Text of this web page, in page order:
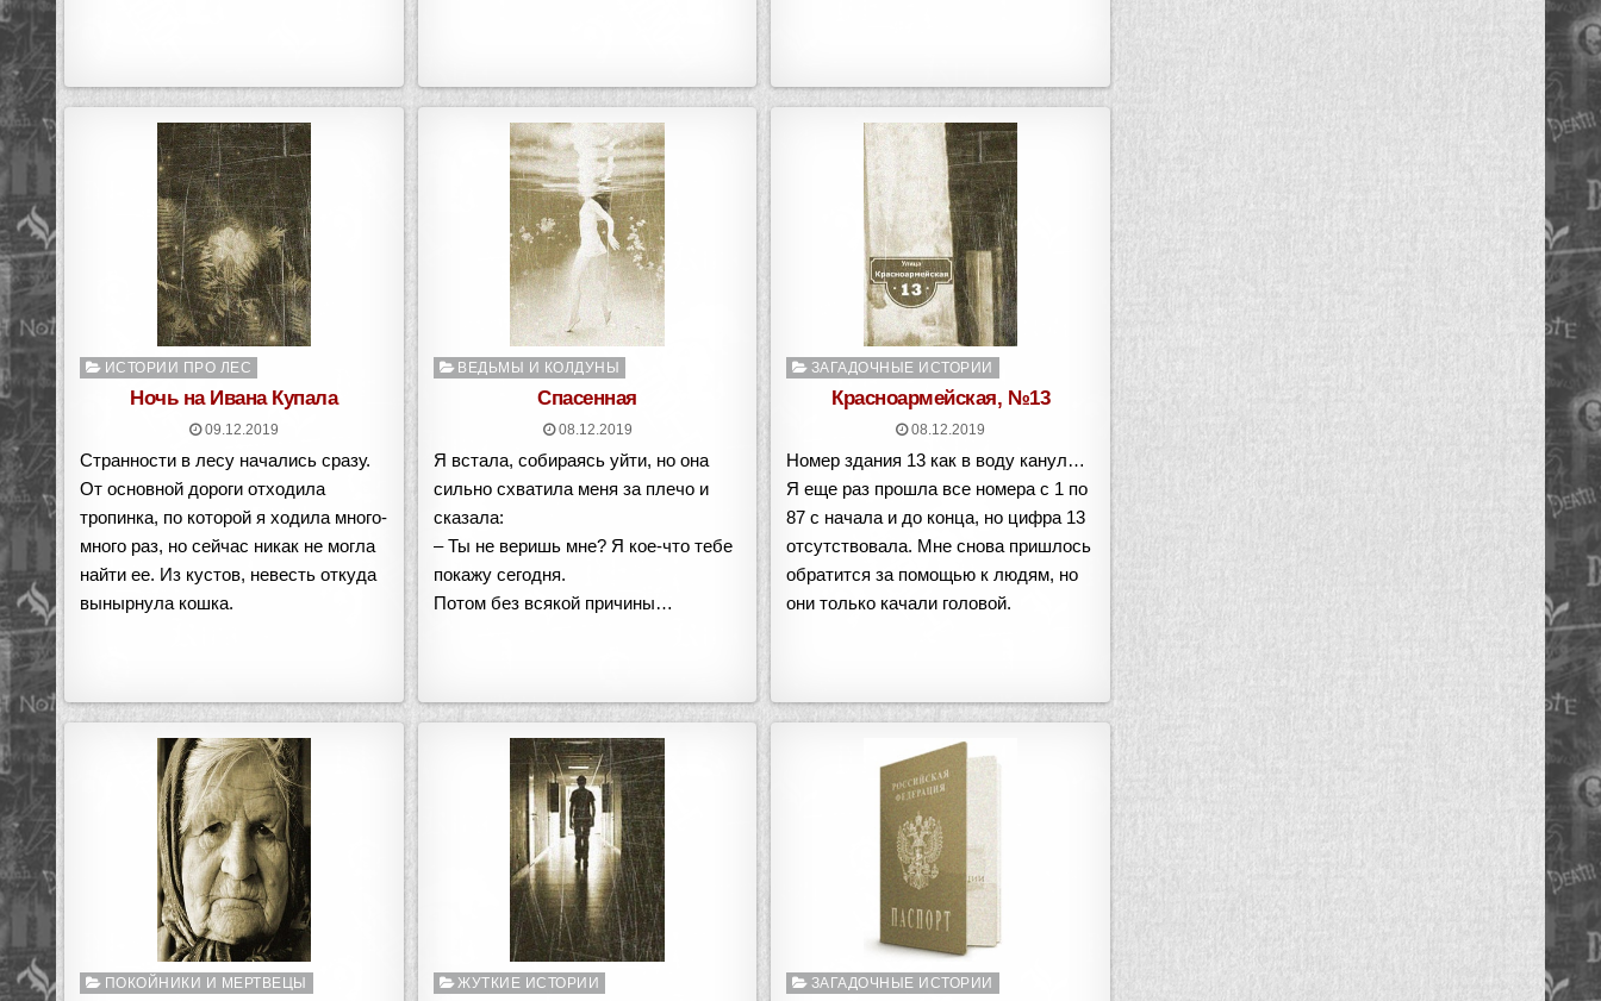
Опубликовано
ИСТОРИИ ПРО ЛЕС
Ночь на Ивана Купала
09.12.2019
Странности в лесу начались сразу.
От основной дороги отходила
тропинка, по которой я ходила много-
много раз, но сейчас никак не могла
найти ее. Из кустов, невесть откуда
вынырнула кошка.
Опубликовано
ВЕДЬМЫ И КОЛДУНЫ
Спасенная
08.12.2019
Я встала, собираясь уйти, но она
сильно схватила меня за плечо и
сказала:
– Ты не веришь мне? Я кое-что тебе
покажу сегодня.
Потом без всякой причины…
Опубликовано
ЗАГАДОЧНЫЕ ИСТОРИИ
Красноармейская, №13
08.12.2019
Номер здания 13 как в воду канул…
Я еще раз прошла все номера с 1 по
87 с начала и до конца, но цифра 13
отсутствовала. Мне снова пришлось
обратится за помощью к людям, но
они только качали головой.
Опубликовано
ПОКОЙНИКИ И МЕРТВЕЦЫ
Опубликовано
ЖУТКИЕ ИСТОРИИ
Опубликовано
ЗАГАДОЧНЫЕ ИСТОРИИ